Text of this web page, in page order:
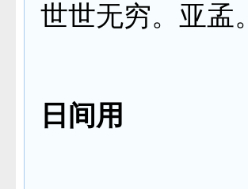
世世无穷。亚孟。
日间用